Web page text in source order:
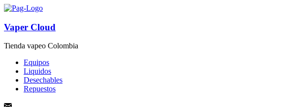
Vaper Cloud
Tienda vapeo Colombia
Equipos
Liquidos
Desechables
Repuestos